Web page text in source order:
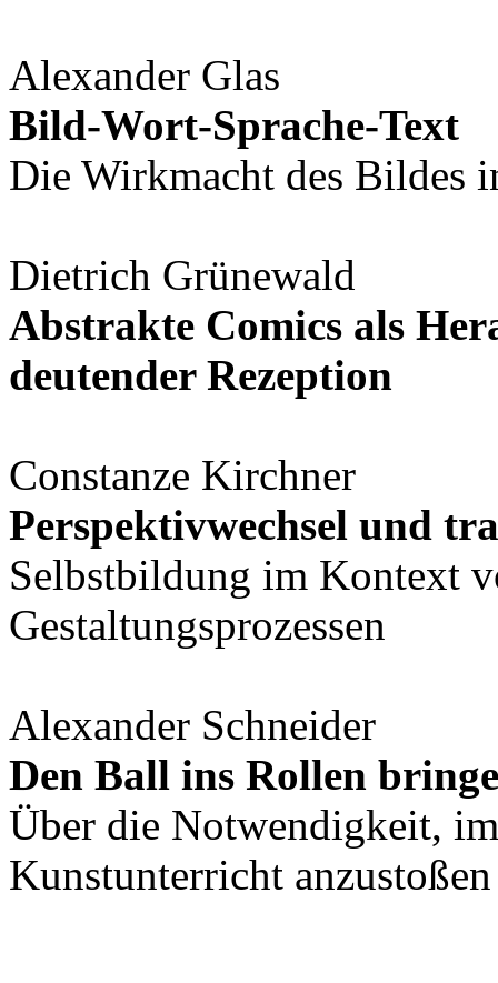
Alexander Glas
Bild-Wort-Sprache-Text
Die Wirkmacht des Bildes
Dietrich Grünewald
Abstrakte Comics als
deutender Rezeption
Constanze Kirchner
Perspektivwechsel und
Selbstbildung im Kontext
Gestaltungsprozessen
Alexander Schneider
Den Ball ins Rollen
Über die Notwendigkeit,
Kunstunterricht anzustoßen